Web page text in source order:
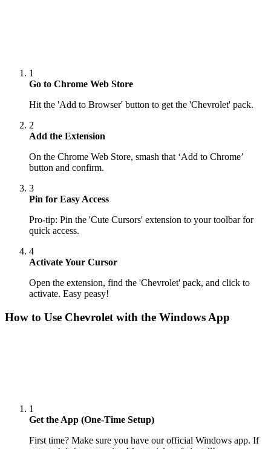
1
Go to Chrome Web Store
Hit the 'Add to Browser' button to get the 'Chevrolet' pack.
2
Add the Extension
On the Chrome Web Store, smash that ‘Add to Chrome’
button and confirm.
3
Pin for Easy Access
Pro-tip: Pin the 'Cute Cursors' extension to your toolbar for
quick access.
4
Activate Your Cursor
Open the extension, find the 'Chevrolet' pack, and click to
activate. Easy peasy!
How to Use Chevrolet with the Windows App
1
Get the App (One-Time Setup)
First time? Make sure you have our official Windows app. If